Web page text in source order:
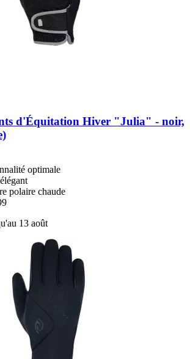
d'Équitation Hiver "Julia" -​ noir,
optimale
polaire chaude
13 août